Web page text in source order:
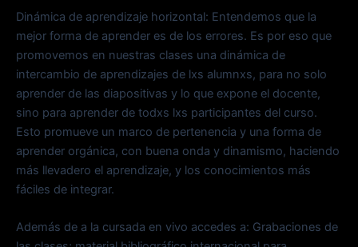
Dinámica de aprendizaje horizontal: Entendemos que la
mejor forma de aprender es de los errores. Es por eso que
promovemos en nuestras clases una dinámica de
intercambio de aprendizajes de lxs alumnxs, para no solo
aprender de las diapositivas y lo que expone el docente,
sino para aprender de todxs lxs participantes del curso.
Esto promueve un marco de pertenencia y una forma de
aprender orgánica, con buena onda y dinamismo, haciendo
más llevadero el aprendizaje, y los conocimientos más
fáciles de integrar.
Además de a la cursada en vivo accedes a: Grabaciones de